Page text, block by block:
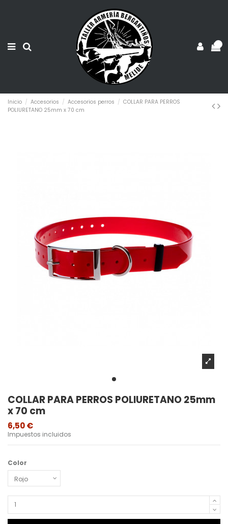
Inicio Accesorios Accesorios perros
COLLAR PARA PERROS
POLIURETANO 25mm x 70 cm
COLLAR PARA PERROS POLIURETANO 25mm
x 70 cm
6,50 €
Impuestos incluidos
Color